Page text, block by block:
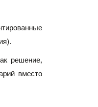
решение,
вместо